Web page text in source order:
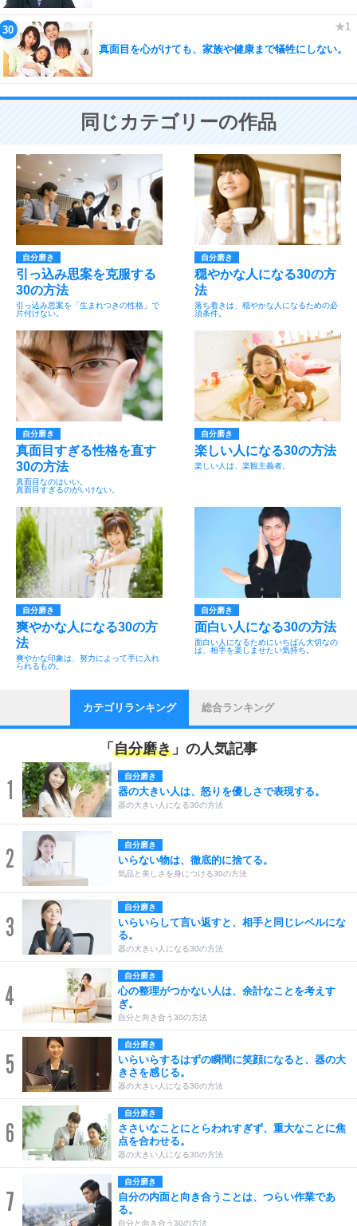
真面目を心がけても、家族や健康まで犠牲にしない。
同じカテゴリーの作品
自分磨き
引っ込み思案を克服する
30の方法
引っ込み思案を「生まれつきの性格」で
片付けない。
自分磨き
穏やかな人になる30の方
法
落ち着きは、穏やかな人になるための必
須条件。
自分磨き
真面目すぎる性格を直す
30の方法
真面目なのはいい。
真面目すぎるのがいけない。
自分磨き
楽しい人になる30の方法
楽しい人は、楽観主義者。
自分磨き
爽やかな人になる30の方
法
爽やかな印象は、努力によって手に入れ
られるもの。
自分磨き
面白い人になる30の方法
面白い人になるためにいちばん大切なの
は、相手を楽しませたい気持ち。
カテゴリランキング 総合ランキング
「 自分磨き 」の人気記事
1 自分磨き
器の大きい人は、怒りを優しさで表現する。
器の大きい人になる30の方法
2 自分磨き
いらない物は、徹底的に捨てる。
気品と美しさを身につける30の方法
3
自分磨き
いらいらして言い返すと、相手と同じレベルにな
る。
器の大きい人になる30の方法
4
自分磨き
心の整理がつかない人は、余計なことを考えす
ぎ。
自分と向き合う30の方法
5
自分磨き
いらいらするはずの瞬間に笑顔になると、器の大
きさを感じる。
器の大きい人になる30の方法
6
自分磨き
ささいなことにとらわれすぎず、重大なことに焦
点を合わせる。
器の大きい人になる30の方法
7
自分磨き
自分の内面と向き合うことは、つらい作業であ
る。
自分と向き合う30の方法